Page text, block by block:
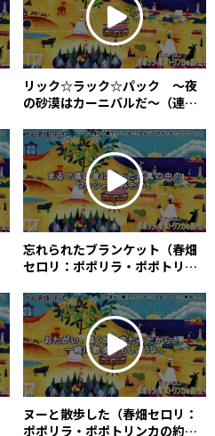
リック☆ラック☆パック ～夜
の砂漠はカーニバルだ～（連
ポポトリンカの約束） / Rick
Luck Pack（4hands） (Céleri
Haruhata)
忘れられたブランケット（春畑
セロリ：ポポリラ・ポポトリン
Blanket (Céleri Haruhata)
ヌーと散歩した（春畑セロリ：
ポポリラ・ポポトリンカの約